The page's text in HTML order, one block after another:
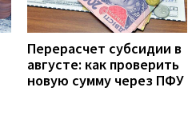
Перерасчет субсидии в
августе: как проверить
новую сумму через ПФУ